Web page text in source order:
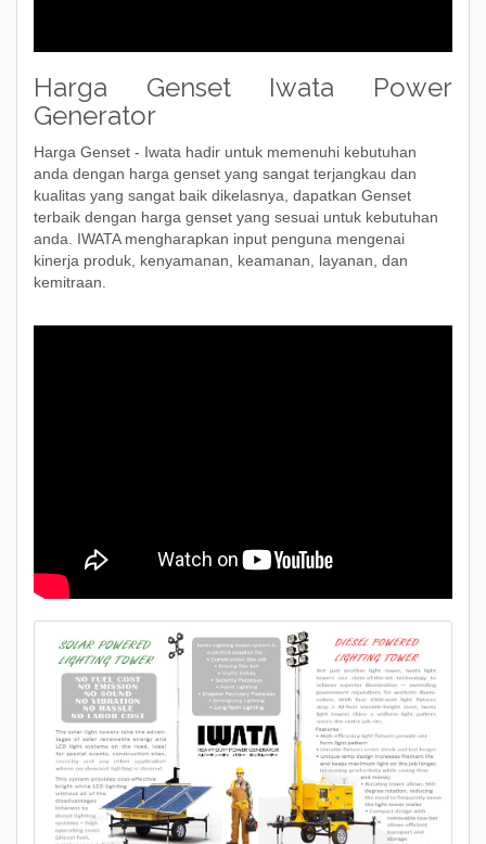
Harga Genset Iwata Power
Generator
Harga Genset - Iwata hadir untuk memenuhi kebutuhan
anda dengan harga genset yang sangat terjangkau dan
kualitas yang sangat baik dikelasnya, dapatkan Genset
terbaik dengan harga genset yang sesuai untuk kebutuhan
anda. IWATA mengharapkan input penguna mengenai
kinerja produk, kenyamanan, keamanan, layanan, dan
kemitraan.